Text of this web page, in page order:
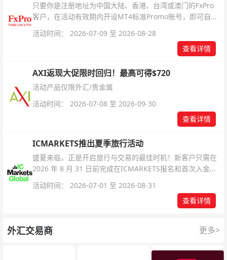
只要你是注册地址为中国大陆、香港、台湾或澳门的FxPro
客户，在活动有效期内开设MT4标准Promo账号，即可自动
解锁无限倍杠杆福利，无需额外复杂操作。
活动时间： 2026-07-09 至 2026-08-28
查看详情
AXI返现大促限时回归！最高可得$720
活动产品仅限外汇/贵金属
活动时间： 2026-07-08 至 2026-09-30
查看详情
ICMARKETS推出夏季旅行活动
盛夏来临，正是开启旅行与交易的最佳时机！新客户只需在
2026 年 8 月 31 日前完成在ICMARKETS报名和首次入金即
可参与！
活动时间： 2026-07-01 至 2026-08-31
查看详情
外汇交易商 更多>